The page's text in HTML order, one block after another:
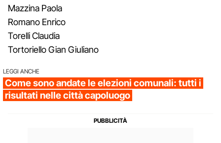
Mazzina Paola
Romano Enrico
Torelli Claudia
Tortoriello Gian Giuliano
LEGGI ANCHE
Come sono andate le elezioni comunali: tutti i
risultati nelle città capoluogo